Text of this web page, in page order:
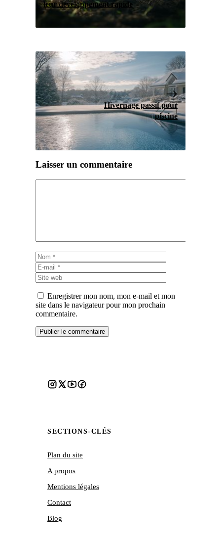
leur développement rapide
Hivernage passif pour
piscine
Laisser un commentaire
Nom
mail
web
Enregistrer mon nom, mon e-mail et mon
site dans le navigateur pour mon prochain
commentaire.
SECTIONS-CLÉS
Plan du site
A propos
Mentions légales
Contact
Blog